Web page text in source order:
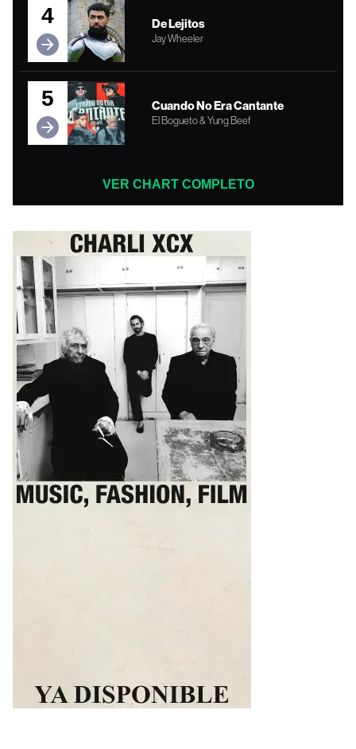
4 De Lejitos
Jay Wheeler
5 Cuando No Era Cantante
El Bogueto & Yung Beef
VER CHART COMPLETO